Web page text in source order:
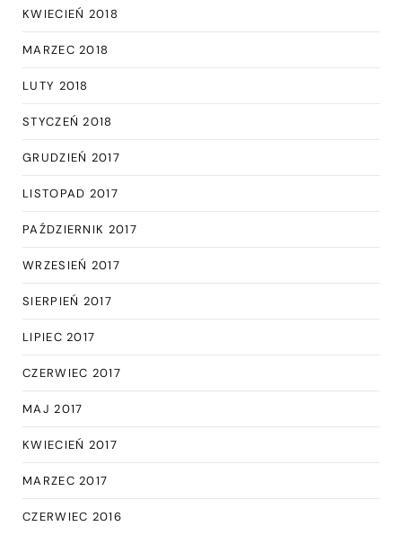
KWIECIEŃ 2018
MARZEC 2018
LUTY 2018
STYCZEŃ 2018
GRUDZIEŃ 2017
LISTOPAD 2017
PAŹDZIERNIK 2017
WRZESIEŃ 2017
SIERPIEŃ 2017
LIPIEC 2017
CZERWIEC 2017
MAJ 2017
KWIECIEŃ 2017
MARZEC 2017
CZERWIEC 2016